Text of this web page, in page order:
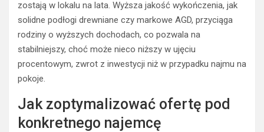
zostają w lokalu na lata. Wyższa jakość wykończenia, jak
solidne podłogi drewniane czy markowe AGD, przyciąga
rodziny o wyższych dochodach, co pozwala na
stabilniejszy, choć może nieco niższy w ujęciu
procentowym, zwrot z inwestycji niż w przypadku najmu na
pokoje.
Jak zoptymalizować ofertę pod
konkretnego najemcę